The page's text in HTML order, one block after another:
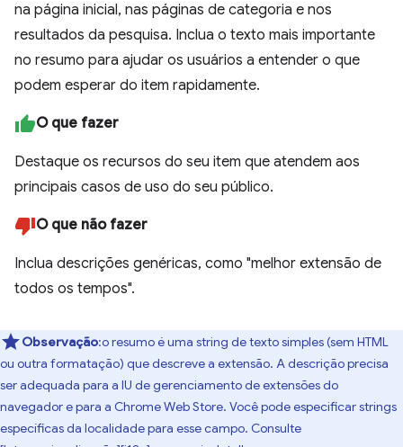
na página inicial, nas páginas de categoria e nos
resultados da pesquisa. Inclua o texto mais importante
no resumo para ajudar os usuários a entender o que
podem esperar do item rapidamente.
O que fazer
Destaque os recursos do seu item que atendem aos
principais casos de uso do seu público.
O que não fazer
Inclua descrições genéricas, como "melhor extensão de
todos os tempos".
Observação:o resumo é uma string de texto simples (sem HTML
ou outra formatação) que descreve a extensão. A descrição precisa
ser adequada para a IU de gerenciamento de extensões do
navegador e para a Chrome Web Store. Você pode especificar strings
específicas da localidade para esse campo. Consulte